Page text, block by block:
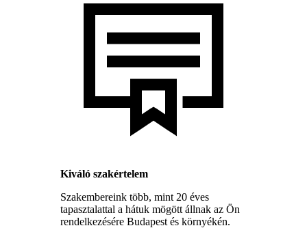
Kiváló szakértelem
Szakembereink több, mint 20 éves
tapasztalattal a hátuk mögött állnak az Ön
rendelkezésére Budapest és környékén.